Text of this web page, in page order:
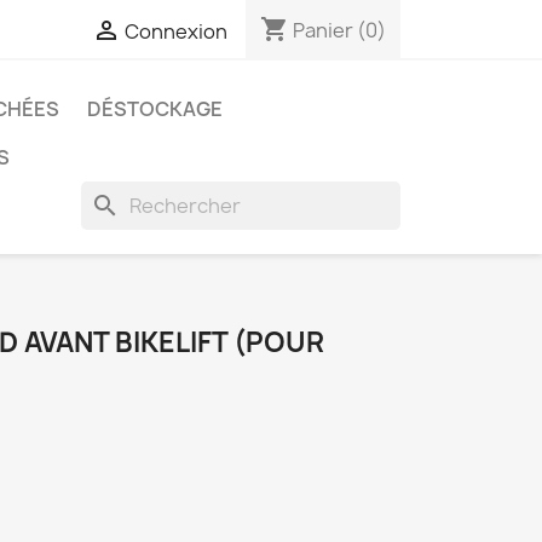
 Connexion shopping_cart Panier (0)
DÉSTOCKAGE
search
AVANT BIKELIFT (POUR